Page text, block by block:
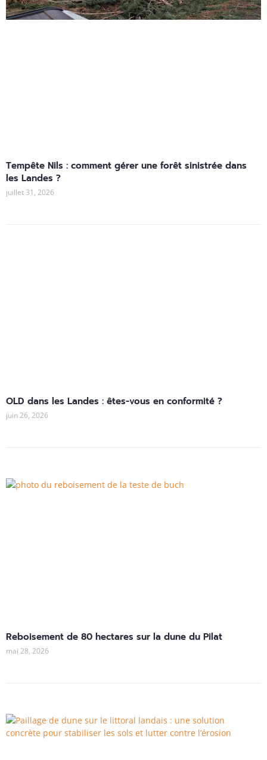
Tempête Nils : comment gérer une forêt sinistrée dans
les Landes ?
juillet 31, 2026
OLD dans les Landes : êtes-vous en conformité ?
juin 26, 2026
Reboisement de 80 hectares sur la dune du Pilat
mai 28, 2026